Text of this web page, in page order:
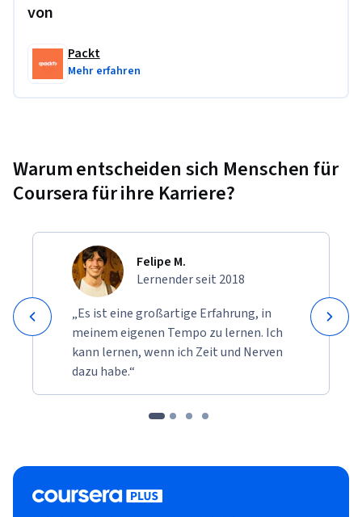
an e-commerce app.
Throughout this specialization, you will work on building a
services, and setting up a shopping cart. By applying
Angular’s features in a real-world context, you will develop
von
Packt
Mehr erfahren
Warum entscheiden sich Menschen für
Coursera für ihre Karriere?
Felipe M.
Lernender seit 2018
„Es ist eine großartige Erfahrung, in
meinem eigenen Tempo zu lernen. Ich
kann lernen, wenn ich Zeit und Nerven
dazu habe.“